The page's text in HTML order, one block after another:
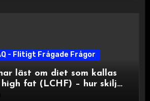
- Flitigt Frågade Frågor
läst om diet som kallas
fat (LCHF) – hur skiljer
ditt sätt att tänka?